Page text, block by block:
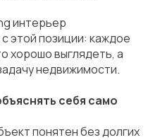
интерьер
этой позиции: каждое
хорошо выглядеть, а
недвижимости.
себя само
понятен без долгих